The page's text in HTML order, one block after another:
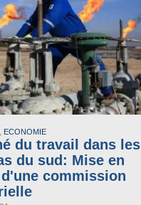
, ECONOMIE
du travail dans les
du sud: Mise en
commission